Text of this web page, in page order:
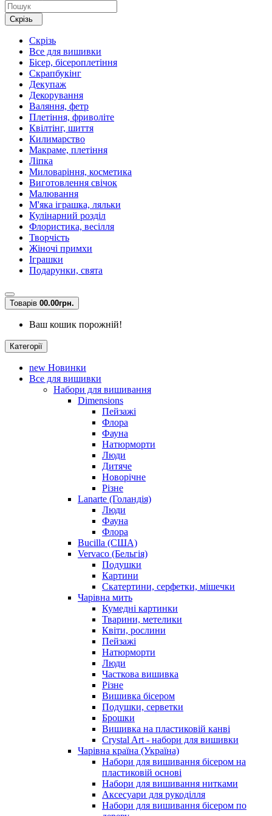
Скрізь
Скрізь
Все для вишивки
Бісер, бісероплетіння
Скрапбукінг
Декупаж
Декорування
Валяння, фетр
Плетіння, фриволіте
Квілтінг, шиття
Килимарство
Макраме, плетіння
Ліпка
Миловаріння, косметика
Виготовлення свічок
Малювання
М'яка іграшка, ляльки
Кулінарний розділ
Флористика, весілля
Творчість
Жіночі примхи
Іграшки
Подарунки, свята
Товарів 00.00грн.
Ваш кошик порожній!
Категорії
new Новинки
Все для вишивки
Набори для вишивання
Dimensions
Пейзажі
Флора
Фауна
Натюрморти
Люди
Дитяче
Новорічне
Різне
Lanarte (Голандія)
Люди
Фауна
Флора
Bucilla (США)
Vervaco (Бельгія)
Подушки
Картини
Скатертини, серфетки, мішечки
Чарiвна мить
Кумедні картинки
Тварини, метелики
Квіти, рослини
Пейзажі
Натюрморти
Люди
Часткова вишивка
Різне
Вишивка бісером
Подушки, серветки
Брошки
Вишивка на пластиковій канві
Crystal Art - набори для вишивки
Чарівна країна (Україна)
Набори для вишивання бісером на
пластиковій основі
Набори для вишивання нитками
Аксесуари для рукоділля
Набори для вишивання бісером по